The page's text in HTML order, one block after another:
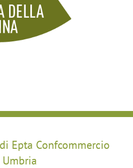
Epta Confcommercio
Umbria